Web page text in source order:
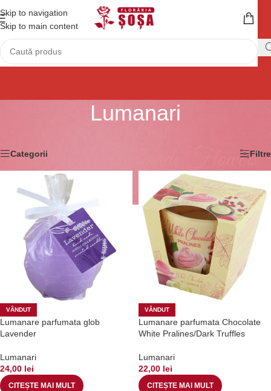
Skip to navigation
Skip to main content
Lumanari
Categorii Filtre
VÂNDUT
Lumanare parfumata glob
Lavender
Lumanari
24,00 lei
CITEȘTE MAI MULT
VÂNDUT
Lumanare parfumata Chocolate
White Pralines/Dark Truffles
Lumanari
22,00 lei
CITEȘTE MAI MULT